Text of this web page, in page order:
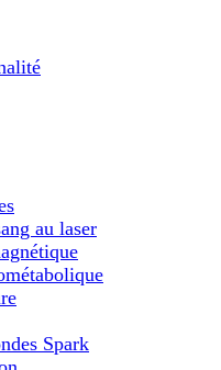
au laser
Spark